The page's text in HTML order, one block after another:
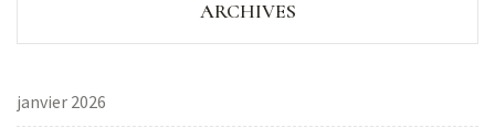
ARCHIVES
janvier 2026